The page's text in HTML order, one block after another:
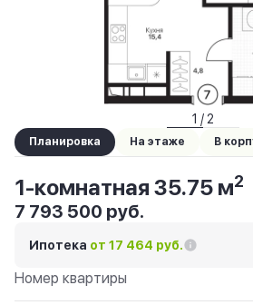
1 / 2
Планировка На этаже В
1-комнатная 35.75 м2
7 793 500 руб.
Ипотека от 17 464 руб.
Номер квартиры